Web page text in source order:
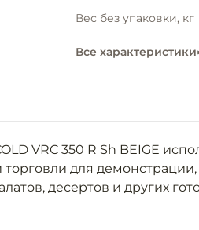
Вес без упаковки, кг
Все характеристики
VRC 350 R Sh BEIGE
для
десертов и других